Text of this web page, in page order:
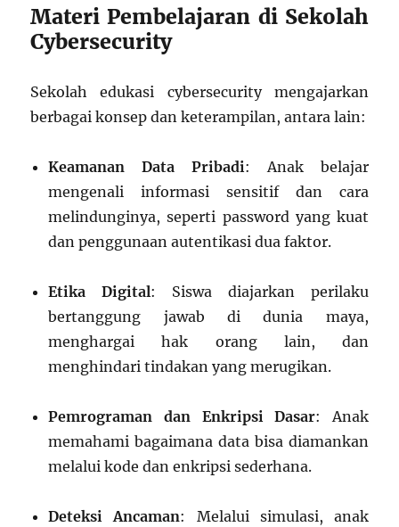
Materi Pembelajaran di Sekolah
Cybersecurity
Sekolah edukasi cybersecurity mengajarkan
berbagai konsep dan keterampilan, antara lain:
Keamanan Data Pribadi: Anak belajar
mengenali informasi sensitif dan cara
melindunginya, seperti password yang kuat
dan penggunaan autentikasi dua faktor.
Etika Digital: Siswa diajarkan perilaku
bertanggung jawab di dunia maya,
menghargai hak orang lain, dan
menghindari tindakan yang merugikan.
Pemrograman dan Enkripsi Dasar: Anak
memahami bagaimana data bisa diamankan
melalui kode dan enkripsi sederhana.
Deteksi Ancaman: Melalui simulasi, anak